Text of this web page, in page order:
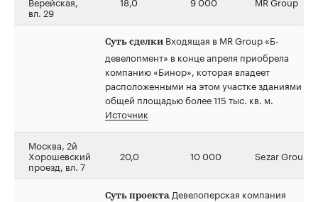
вл. 29
Суть сделки Входящая в MR Group «Б-
девелопмент» в конце апреля приобрела
компанию «Бинор», которая владеет
расположенными на этом участке зданиями
общей площадью более 115 тыс. кв. м.
Источник
Москва, 2й
Хорошевский
проезд, вл. 7
20,0 10 000 Sezar Group
Суть проекта Девелоперская компания